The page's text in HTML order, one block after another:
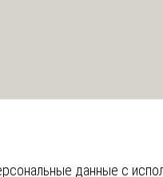
данные с